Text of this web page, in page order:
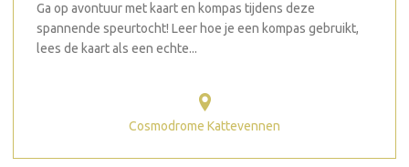
Ga op avontuur met kaart en kompas tijdens deze
spannende speurtocht! Leer hoe je een kompas gebruikt,
lees de kaart als een echte...
Cosmodrome Kattevennen